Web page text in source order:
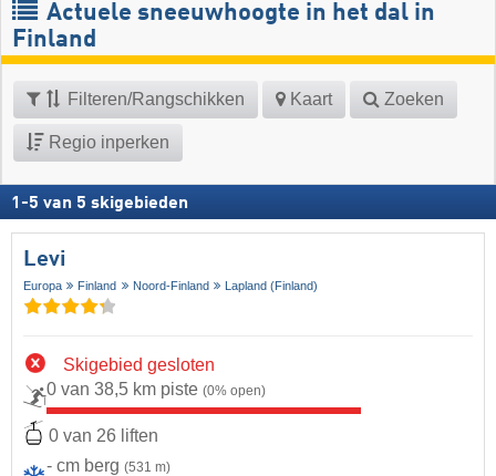
Actuele sneeuwhoogte in het dal in
Finland
Filteren/Rangschikken Kaart Zoeken
Regio inperken
1 -5 van 5 skigebieden
Levi
Europa Finland Noord-Finland Lapland (Finland)
Skigebied gesloten
0 van 38,5 km piste (0% open)
0 van 26 liften
- cm berg (531 m)